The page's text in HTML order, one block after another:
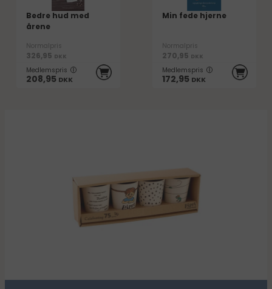
Bedre hud med
årene
Normalpris
326,95 DKK
Medlemspris
208,95 DKK
Min fede hjerne
Normalpris
270,95 DKK
Medlemspris
172,95 DKK